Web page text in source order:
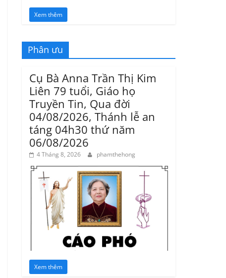
Xem thêm
Phân ưu
Cụ Bà Anna Trần Thị Kim
Liên 79 tuổi, Giáo họ
Truyền Tin, Qua đời
04/08/2026, Thánh lễ an
táng 04h30 thứ năm
06/08/2026
4 Tháng 8, 2026 phamthehong
Xem thêm